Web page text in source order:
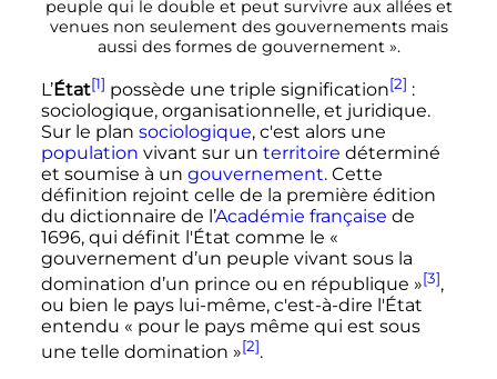
peuple qui le double et peut survivre aux allées et
venues non seulement des gouvernements mais
aussi des formes de gouvernement ».
L’État[1] possède une triple signification[2] :
sociologique, organisationnelle, et juridique.
Sur le plan sociologique, c'est alors une
population vivant sur un territoire déterminé
et soumise à un gouvernement. Cette
définition rejoint celle de la première édition
du dictionnaire de l’Académie française de
1696, qui définit l'État comme le «
gouvernement d’un peuple vivant sous la
domination d’un prince ou en république »[3],
ou bien le pays lui-même, c'est-à-dire l'État
entendu « pour le pays même qui est sous
une telle domination »[2].